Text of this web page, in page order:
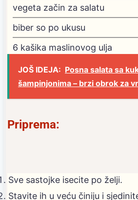
vegeta začin za salatu
biber so po ukusu
6 kašika maslinovog ulja
JOŠ IDEJA: Posna salata sa
šampinjonima – brzi obrok za
Priprema:
Sve sastojke isecite po želji.
Stavite ih u veću činiju i